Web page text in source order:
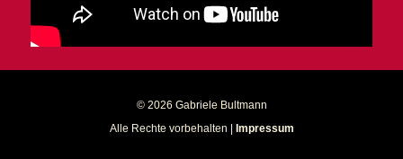
© 2026 Gabriele Bultmann
Alle Rechte vorbehalten |
Impressum